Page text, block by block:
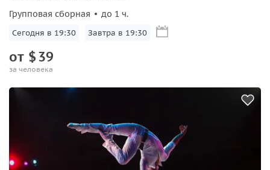
Групповая сборная до 1 ч.
Сегодня в 19:30 Завтра в 19:30
от $39
за человека